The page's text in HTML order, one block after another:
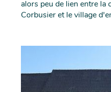
alors peu de lien entre la
Corbusier et le village